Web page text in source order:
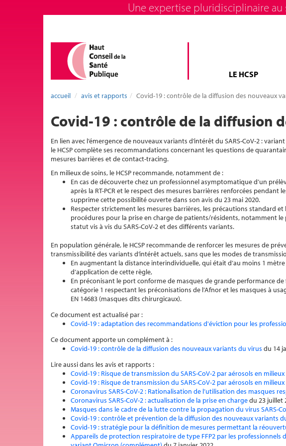
Une expertise pluridisciplinaire
LE HCSP
accueil avis et rapports Covid-19 : contrôle de la diffusion des nouveaux
Covid-19 : contrôle de la diffusion
En lien avec l’émergence de nouveaux variants d’intérêt du SARS-CoV-2 :
le HCSP complète ses recommandations concernant les questions de
mesures barrières et de contact-tracing.
En milieux de soins, le HCSP recommande, notamment de :
En cas de découverte chez un professionnel asymptomatique d’un
après la RT-PCR et le respect des mesures barrières renforcées
supprime cette possibilité ouverte dans son avis du 23 mai 2020.
Respecter strictement les mesures barrières, les précautions standard
procédures pour la prise en charge de patients/résidents, notamment
statut vis à vis du SARS-CoV-2 et des différents variants.
En population générale, le HCSP recommande de renforcer les mesures de
transmissibilité des variants d’intérêt actuels, sans que les modes de
En augmentant la distance interindividuelle, qui était d’au moins 1
d’application de cette règle,
En préconisant le port conforme de masques de grande performance
catégorie 1 respectant les préconisations de l’Afnor et les masques à
EN 14683 (masques dits chirurgicaux).
Ce document est actualisé par :
Covid-19 : adaptation des recommandations d'éviction pour les
Ce document apporte un complément à :
Covid-19 : contrôle de la diffusion des nouveaux variants du virus du 14
Lire aussi dans les avis et rapports :
Covid-19 : Risque de transmission du SARS-CoV-2 par aérosols en
Covid-19 : Risque de transmission du SARS-CoV-2 par aérosols en
Coronavirus SARS-CoV-2 : Rationalisation de l’utilisation des masques
Coronavirus SARS-CoV-2 : actualisation de la prise en chargedu 23 juillet
Masques dans le cadre de la lutte contre la propagation du virus SARS-
Covid-19 : contrôle et prévention de la diffusion des nouveaux variants
Covid-19 : stratégie pour la définition de mesures permettant la
Appareils de protection respiratoire de type FFP2 par les